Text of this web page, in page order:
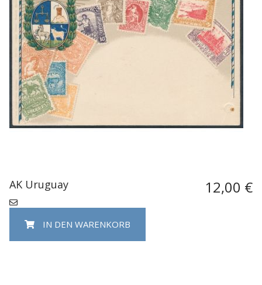
AK Uruguay 12,00 €
IN DEN WARENKORB